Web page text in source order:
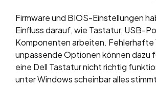
Firmware und BIOS-Einstellungen
Einfluss darauf, wie Tastatur, USB-
Komponenten arbeiten. Fehlerhafte
unpassende Optionen können dazu
eine Dell Tastatur nicht richtig
unter Windows scheinbar alles